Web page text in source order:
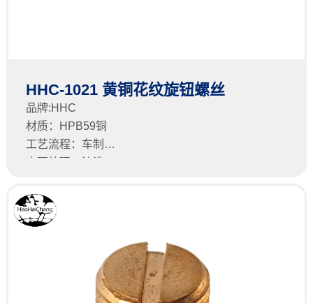
HHC-1021 黄铜花纹旋钮螺丝
品牌:HHC
材质：HPB59铜
工艺流程：车制